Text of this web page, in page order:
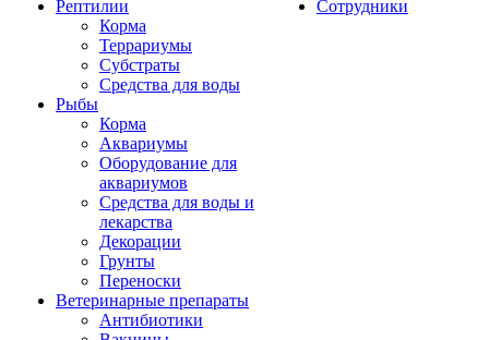
Рептилии
Корма
Террариумы
Субстраты
Средства для воды
Рыбы
Корма
Аквариумы
Оборудование для
аквариумов
Средства для воды и
лекарства
Декорации
Грунты
Переноски
Ветеринарные препараты
Антибиотики
Сотрудники